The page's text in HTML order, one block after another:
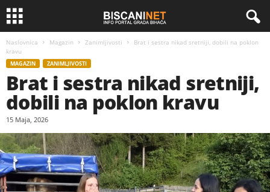
Naslovnica Magazin Zanimljivosti
Brat i sestra nikad sretniji, dobili na poklon
kravu
MAGAZIN ZANIMLJIVOSTI
Brat i sestra nikad sretniji,
dobili na poklon kravu
15 Maja, 2026